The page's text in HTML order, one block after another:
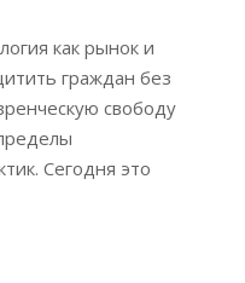
как рынок и
граждан без
свободу
Сегодня это